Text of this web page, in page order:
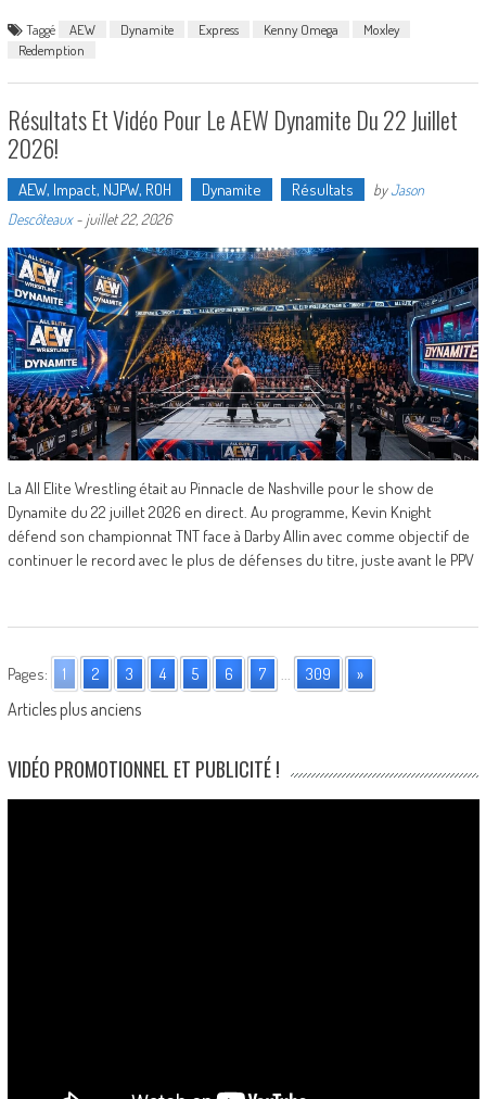
Taggé AEW Dynamite Express Kenny Omega
Moxley
Redemption
Résultats Et Vidéo Pour Le AEW Dynamite Du 22 Juillet
2026!
AEW, Impact, NJPW, ROH Dynamite Résultats byJason
Descôteaux- juillet 22, 2026
La All Elite Wrestling était au Pinnacle de Nashville pour le show de
Dynamite du 22 juillet 2026 en direct. Au programme, Kevin Knight
défend son championnat TNT face à Darby Allin avec comme objectif de
continuer le record avec le plus de défenses du titre, juste avant le PPV
Pages: 1 2 3 4 5 6 7 309 »
Posts
navigation
Articles plus anciens
VIDÉO PROMOTIONNEL ET PUBLICITÉ !